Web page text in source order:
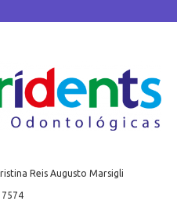
Reis Augusto Marsigli
7574